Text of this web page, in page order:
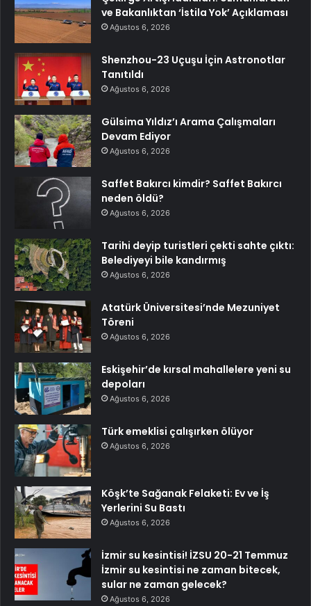
ve Bakanlıktan ‘İstila Yok’ Açıklaması
Ağustos 6, 2026
Shenzhou-23 Uçuşu İçin Astronotlar
Tanıtıldı
Ağustos 6, 2026
Gülsima Yıldız’ı Arama Çalışmaları
Devam Ediyor
Ağustos 6, 2026
Saffet Bakırcı kimdir? Saffet Bakırcı
neden öldü?
Ağustos 6, 2026
Tarihi deyip turistleri çekti sahte çıktı:
Belediyeyi bile kandırmış
Ağustos 6, 2026
Atatürk Üniversitesi’nde Mezuniyet
Töreni
Ağustos 6, 2026
Eskişehir’de kırsal mahallelere yeni su
depoları
Ağustos 6, 2026
Türk emeklisi çalışırken ölüyor
Ağustos 6, 2026
Köşk’te Sağanak Felaketi: Ev ve İş
Yerlerini Su Bastı
Ağustos 6, 2026
İzmir su kesintisi! İZSU 20-21 Temmuz
İzmir su kesintisi ne zaman bitecek,
sular ne zaman gelecek?
Ağustos 6, 2026